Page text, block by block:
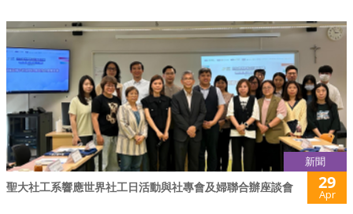
新聞
聖大社工系響應世界社工日活動與社專會及婦聯合辦座談會 29
Apr